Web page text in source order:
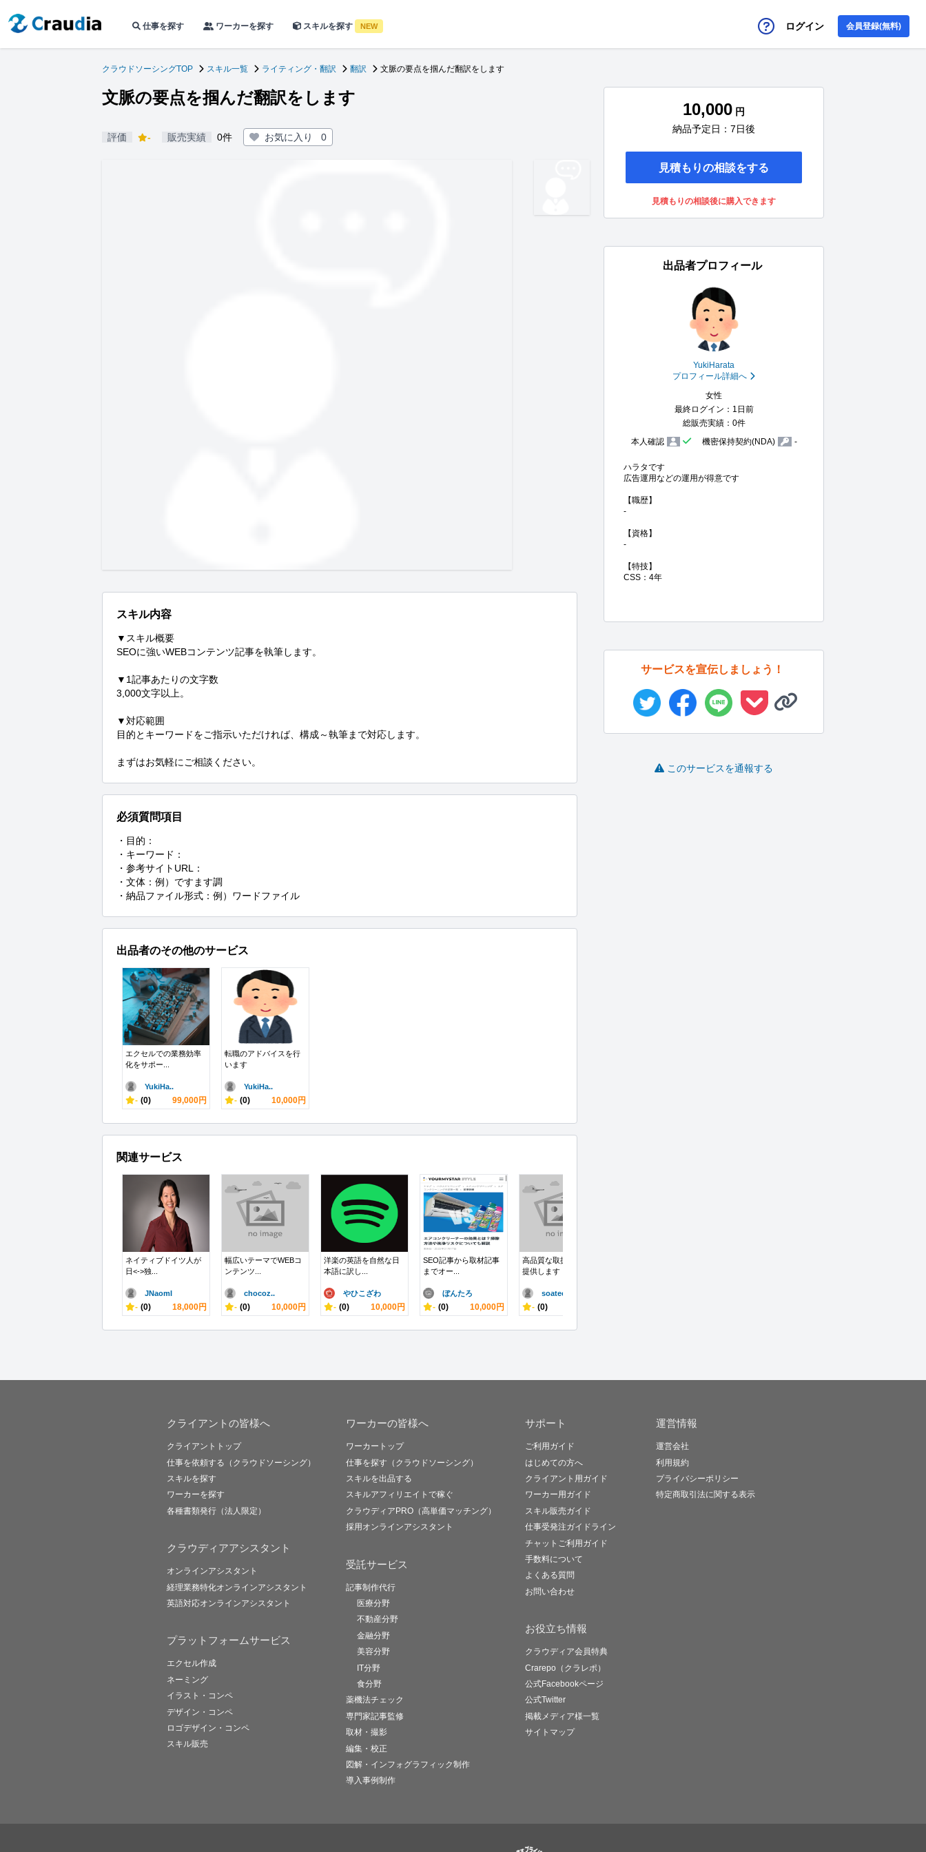
仕事を探す ワーカーを探す スキルを探す NEW ログイン 会員登録(無料)
クラウドソーシングTOP スキル一覧 ライティング・翻訳 翻訳 文脈の要点を掴んだ翻訳をします
文脈の要点を掴んだ翻訳をします
評価 - 販売実績 0件 お気に入り 0
スキル内容
▼スキル概要
SEOに強いWEBコンテンツ記事を執筆します。
▼1記事あたりの文字数
3,000文字以上。
▼対応範囲
目的とキーワードをご指示いただければ、構成～執筆まで対応します。
まずはお気軽にご相談ください。
必須質問項目
・目的：
・キーワード：
・参考サイトURL：
・文体：例）ですます調
・納品ファイル形式：例）ワードファイル
出品者のその他のサービス
エクセルでの業務効率
化をサポー...
YukiHa..
- (0) 99,000円
転職のアドバイスを行
います
YukiHa..
- (0) 10,000円
関連サービス
ネイティブドイツ人が
日<->独...
JNaomI
- (0) 18,000円
幅広いテーマでWEBコ
ンテンツ...
chocoz..
- (0) 10,000円
洋楽の英語を自然な日
本語に訳し...
やひこざわ
- (0) 10,000円
SEO記事から取材記事
までオー...
ぼんたろ
- (0) 10,000円
高品質な取扱説明書を
提供します
soatec
- (0)
10,000 円
納品予定日：7日後
見積もりの相談をする
見積もりの相談後に購入できます
出品者プロフィール
YukiHarata
プロフィール詳細へ
女性
最終ログイン：1日前
総販売実績：0件
本人確認
機密保持契約(NDA) -
ハラタです
広告運用などの運用が得意です
【職歴】
-
【資格】
-
【特技】
サービスを宣伝しましょう！
このサービスを通報する
クライアントの皆様へ
クライアントトップ
仕事を依頼する（クラウドソーシング）
スキルを探す
ワーカーを探す
各種書類発行（法人限定）
クラウディアアシスタント
オンラインアシスタント
経理業務特化オンラインアシスタント
英語対応オンラインアシスタント
プラットフォームサービス
エクセル作成
ネーミング
イラスト・コンペ
デザイン・コンペ
ロゴデザイン・コンペ
スキル販売
ワーカーの皆様へ
ワーカートップ
仕事を探す（クラウドソーシング）
スキルを出品する
スキルアフィリエイトで稼ぐ
クラウディアPRO（高単価マッチング）
採用オンラインアシスタント
受託サービス
記事制作代行
医療分野
不動産分野
金融分野
美容分野
IT分野
食分野
薬機法チェック
専門家記事監修
取材・撮影
編集・校正
図解・インフォグラフィック制作
導入事例制作
サポート
ご利用ガイド
はじめての方へ
クライアント用ガイド
ワーカー用ガイド
スキル販売ガイド
仕事受発注ガイドライン
チャットご利用ガイド
手数料について
よくある質問
お問い合わせ
お役立ち情報
クラウディア会員特典
Crarepo（クラレポ）
公式Facebookページ
公式Twitter
掲載メディア様一覧
サイトマップ
運営情報
運営会社
利用規約
プライバシーポリシー
特定商取引法に関する表示